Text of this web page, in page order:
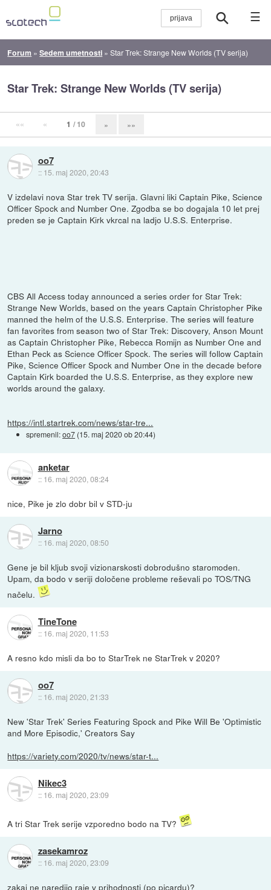
☰
Forum »Sedem umetnosti »Star Trek: Strange New Worlds (TV serija)
Star Trek: Strange New Worlds (TV serija)
«« « 1 / 10 » »»
oo7
:: 15. maj 2020, 20:43
V izdelavi nova Star trek TV serija. Glavni liki Captain Pike, Science
Officer Spock and Number One. Zgodba se bo dogajala 10 let prej
preden se je Captain Kirk vkrcal na ladjo U.S.S. Enterprise.
CBS All Access today announced a series order for Star Trek:
Strange New Worlds, based on the years Captain Christopher Pike
manned the helm of the U.S.S. Enterprise. The series will feature
fan favorites from season two of Star Trek: Discovery, Anson Mount
as Captain Christopher Pike, Rebecca Romijn as Number One and
Ethan Peck as Science Officer Spock. The series will follow Captain
Pike, Science Officer Spock and Number One in the decade before
Captain Kirk boarded the U.S.S. Enterprise, as they explore new
worlds around the galaxy.
https://intl.startrek.com/news/star-tre...
spremenil:oo7 (15. maj 2020 ob 20:44)
anketar
:: 16. maj 2020, 08:24
nice, Pike je zlo dobr bil v STD-ju
Jarno
:: 16. maj 2020, 08:50
Gene je bil kljub svoji vizionarskosti dobrodušno staromoden.
Upam, da bodo v seriji določene probleme reševali po TOS/TNG
načelu.
TineTone
:: 16. maj 2020, 11:53
A resno kdo misli da bo to StarTrek ne StarTrek v 2020?
oo7
:: 16. maj 2020, 21:33
New 'Star Trek' Series Featuring Spock and Pike Will Be 'Optimistic
and More Episodic,' Creators Say
https://variety.com/2020/tv/news/star-t...
Nikec3
:: 16. maj 2020, 23:09
A tri Star Trek serije vzporedno bodo na TV?
zasekamroz
:: 16. maj 2020, 23:09
zakaj ne naredijo raje v prihodnosti (po picardu)?